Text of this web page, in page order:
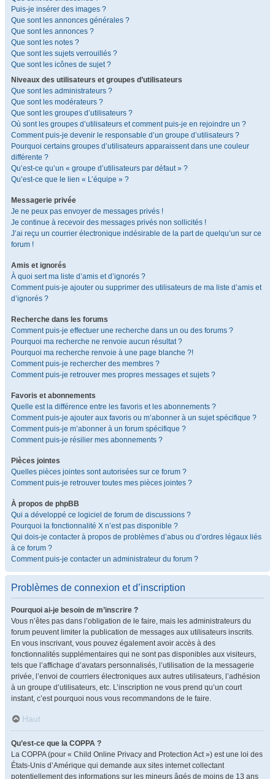
Puis-je insérer des images ?
Que sont les annonces générales ?
Que sont les annonces ?
Que sont les notes ?
Que sont les sujets verrouillés ?
Que sont les icônes de sujet ?
Niveaux des utilisateurs et groupes d’utilisateurs
Que sont les administrateurs ?
Que sont les modérateurs ?
Que sont les groupes d’utilisateurs ?
Où sont les groupes d’utilisateurs et comment puis-je en rejoindre un ?
Comment puis-je devenir le responsable d’un groupe d’utilisateurs ?
Pourquoi certains groupes d’utilisateurs apparaissent dans une couleur
différente ?
Qu’est-ce qu’un « groupe d’utilisateurs par défaut » ?
Qu’est-ce que le lien « L’équipe » ?
Messagerie privée
Je ne peux pas envoyer de messages privés !
Je continue à recevoir des messages privés non sollicités !
J’ai reçu un courrier électronique indésirable de la part de quelqu’un sur ce
forum !
Amis et ignorés
À quoi sert ma liste d’amis et d’ignorés ?
Comment puis-je ajouter ou supprimer des utilisateurs de ma liste d’amis et
d’ignorés ?
Recherche dans les forums
Comment puis-je effectuer une recherche dans un ou des forums ?
Pourquoi ma recherche ne renvoie aucun résultat ?
Pourquoi ma recherche renvoie à une page blanche ?!
Comment puis-je rechercher des membres ?
Comment puis-je retrouver mes propres messages et sujets ?
Favoris et abonnements
Quelle est la différence entre les favoris et les abonnements ?
Comment puis-je ajouter aux favoris ou m’abonner à un sujet spécifique ?
Comment puis-je m’abonner à un forum spécifique ?
Comment puis-je résilier mes abonnements ?
Pièces jointes
Quelles pièces jointes sont autorisées sur ce forum ?
Comment puis-je retrouver toutes mes pièces jointes ?
À propos de phpBB
Qui a développé ce logiciel de forum de discussions ?
Pourquoi la fonctionnalité X n’est pas disponible ?
Qui dois-je contacter à propos de problèmes d’abus ou d’ordres légaux liés
à ce forum ?
Comment puis-je contacter un administrateur du forum ?
Problèmes de connexion et d’inscription
Pourquoi ai-je besoin de m’inscrire ?
Vous n’êtes pas dans l’obligation de le faire, mais les administrateurs du
forum peuvent limiter la publication de messages aux utilisateurs inscrits.
En vous inscrivant, vous pouvez également avoir accès à des
fonctionnalités supplémentaires qui ne sont pas disponibles aux visiteurs,
tels que l’affichage d’avatars personnalisés, l’utilisation de la messagerie
privée, l’envoi de courriers électroniques aux autres utilisateurs, l’adhésion
à un groupe d’utilisateurs, etc. L’inscription ne vous prend qu’un court
instant, c’est pourquoi nous vous recommandons de le faire.
Haut
Qu’est-ce que la COPPA ?
La COPPA (pour « Child Online Privacy and Protection Act ») est une loi des
États-Unis d’Amérique qui demande aux sites internet collectant
potentiellement des informations sur les mineurs âgés de moins de 13 ans